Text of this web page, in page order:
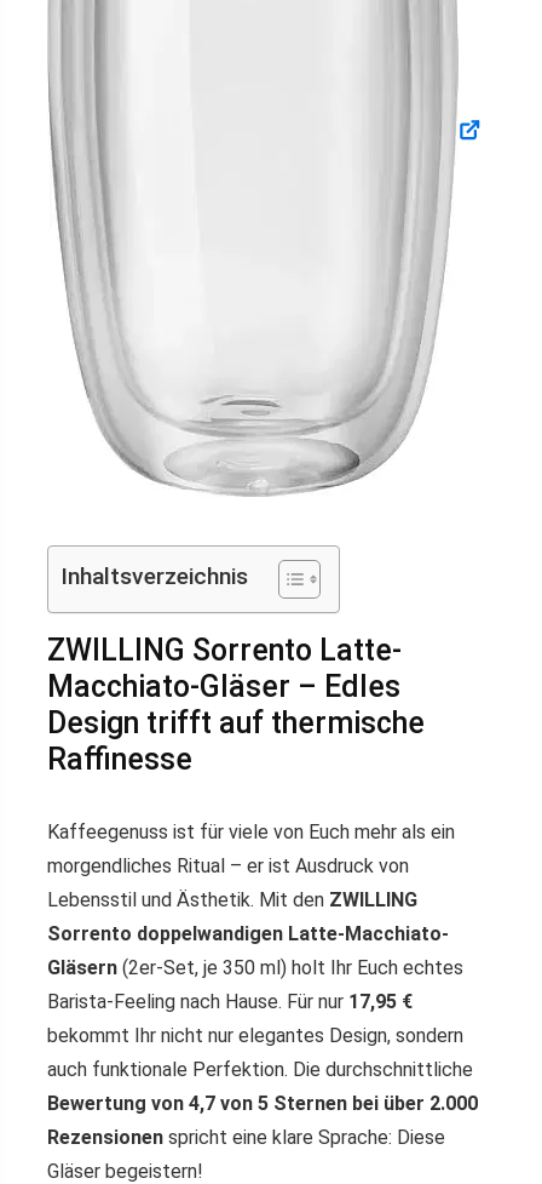
Inhaltsverzeichnis
ZWILLING Sorrento Latte-
Macchiato-Gläser – Edles
Design trifft auf thermische
Raffinesse
Kaffeegenuss ist für viele von Euch mehr als ein
morgendliches Ritual – er ist Ausdruck von
Lebensstil und Ästhetik. Mit den ZWILLING
Sorrento doppelwandigen Latte-Macchiato-
Gläsern (2er-Set, je 350 ml) holt Ihr Euch echtes
Barista-Feeling nach Hause. Für nur 17,95 €
bekommt Ihr nicht nur elegantes Design, sondern
auch funktionale Perfektion. Die durchschnittliche
Bewertung von 4,7 von 5 Sternen bei über 2.000
Rezensionen spricht eine klare Sprache: Diese
Gläser begeistern!